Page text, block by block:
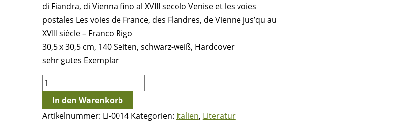
di Fiandra, di Vienna fino al XVIII secolo Venise et les voies
postales Les voies de France, des Flandres, de Vienne jus’qu au
XVIII siècle – Franco Rigo
30,5 x 30,5 cm, 140 Seiten, schwarz-weiß, Hardcover
sehr gutes Exemplar
VENEZIA
PER
L'EUROPA
-
In den Warenkorb
Artikelnummer: Li-0014 Kategorien: Italien, Literatur